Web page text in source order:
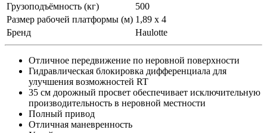
Грузоподъёмность (кг)
500
Размер рабочей платформы (м) 1,89 х 4
Бренд
Haulotte
Отличное передвижение по неровной поверхности
Гидравлическая блокировка дифференциала для
улучшения возможностей RT
35 см дорожный просвет обеспечивает исключительную
производительность в неровной местности
Полный привод
Отличная маневренность